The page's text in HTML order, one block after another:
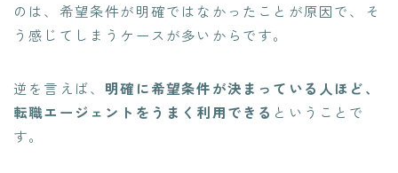
のは、希望条件が明確ではなかったことが原因で、そ
う感じてしまうケースが多いからです。
逆を言えば、 明確に希望条件が決まっている人ほど、
転職エージェントをうまく利用できる ということで
す。